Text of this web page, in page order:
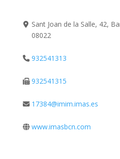
Sant Joan de la Salle, 42,
08022
932541313
932541315
17384@imim.imas.es
www.imasbcn.com